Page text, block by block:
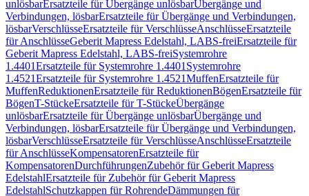
unlösbarErsatzteile für Übergänge unlösbarÜbergänge und
Verbindungen, lösbarErsatzteile für Übergänge und Verbindungen,
lösbarVerschlüsseErsatzteile für VerschlüsseAnschlüsseErsatzteile
für AnschlüsseGeberit Mapress Edelstahl, LABS-freiErsatzteile für
Geberit Mapress Edelstahl, LABS-freiSystemrohre
1.4401Ersatzteile für Systemrohre 1.4401 Systemrohre
1.4521Ersatzteile für Systemrohre 1.4521MuffenErsatzteile für
MuffenReduktionenErsatzteile für ReduktionenBögenErsatzteile für
BögenT-StückeErsatzteile für T-StückeÜbergänge
unlösbarErsatzteile für Übergänge unlösbarÜbergänge und
Verbindungen, lösbarErsatzteile für Übergänge und Verbindungen,
lösbarVerschlüsseErsatzteile für VerschlüsseAnschlüsseErsatzteile
für AnschlüsseKompensatorenErsatzteile für
KompensatorenDurchführungenZubehör für Geberit Mapress
EdelstahlErsatzteile für Zubehör für Geberit Mapress
EdelstahlSchutzkappen für RohrendeDämmungen für